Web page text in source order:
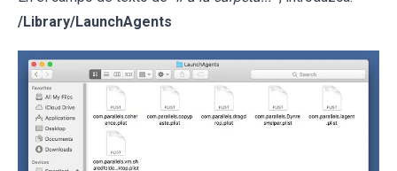
/Library/LaunchAgents